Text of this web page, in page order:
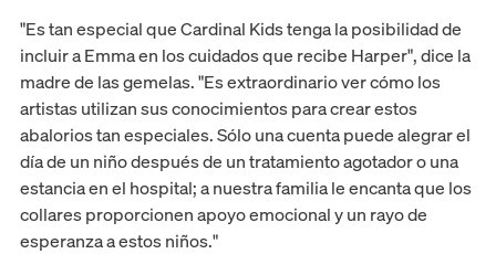
"Es tan especial que Cardinal Kids tenga la posibilidad de
incluir a Emma en los cuidados que recibe Harper", dice la
madre de las gemelas. "Es extraordinario ver cómo los
artistas utilizan sus conocimientos para crear estos
abalorios tan especiales. Sólo una cuenta puede alegrar el
día de un niño después de un tratamiento agotador o una
estancia en el hospital; a nuestra familia le encanta que los
collares proporcionen apoyo emocional y un rayo de
esperanza a estos niños."